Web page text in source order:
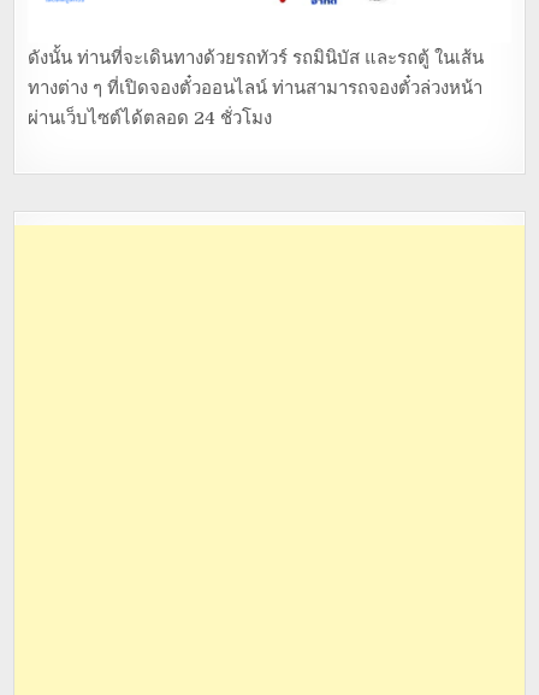
ดังนั้น ท่านที่จะเดินทางด้วยรถทัวร์ รถมินิบัส และรถตู้ ในเส้น
ทางต่าง ๆ ที่เปิดจองตั๋วออนไลน์ ท่านสามารถจองตั๋วล่วงหน้า
ผ่านเว็บไซต์ได้ตลอด 24 ชั่วโมง